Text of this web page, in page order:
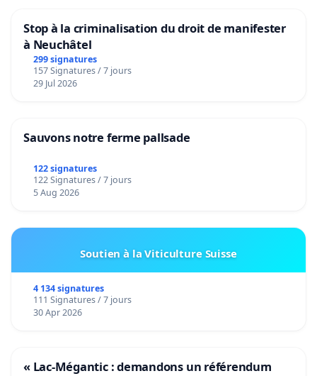
Stop à la criminalisation du droit de manifester
à Neuchâtel
299 signatures
157 Signatures / 7 jours
29 Jul 2026
Sauvons notre ferme pallsade
122 signatures
122 Signatures / 7 jours
5 Aug 2026
Soutien à la Viticulture Suisse
4 134 signatures
111 Signatures / 7 jours
30 Apr 2026
« Lac-Mégantic : demandons un référendum